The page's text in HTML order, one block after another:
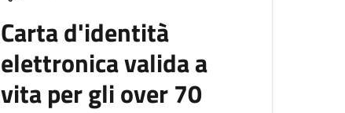
Carta d'identità
elettronica valida a
vita per gli over 70